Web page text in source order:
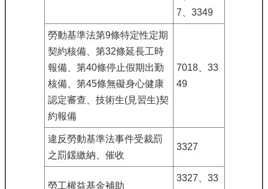
7、3349
勞動基準法第9條特定性定期
契約核備、第32條延長工時
報備、第40條停止假期出勤
核備、第45條無礙身心健康
認定審查、技術生(見習生)契
約報備
7018、33
49
違反勞動基準法事件受裁罰
之罰鍰繳納、催收
3327
勞工權益基金補助
3327、33